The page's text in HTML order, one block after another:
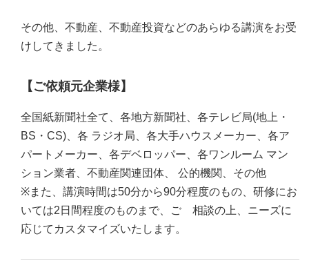
その他、不動産、不動産投資などのあらゆる講演をお受
けしてきました。
【ご依頼元企業様】
全国紙新聞社全て、各地方新聞社、各テレビ局(地上・
BS・CS)、各 ラジオ局、各大手ハウスメーカー、各ア
パートメーカー、各デベロッパー、各ワンルーム マン
ション業者、不動産関連団体、 公的機関、その他
※また、講演時間は50分から90分程度のもの、研修にお
いては2日間程度のものまで、ご゙相談の上、ニーズに
応じてカスタマイズいたします。